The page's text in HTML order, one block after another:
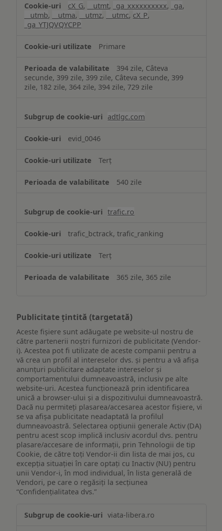
cX_G, __utmt, _ga_xxxxxxxxxx, _ga,
__utmb, __utma, __utmz, __utmc, cX_P,
_ga_YTJQVQYCPP
Primare
394 zile, Câteva
secunde, 399 zile, 399 zile, Câteva secunde, 399
zile, 182 zile, 364 zile, 394 zile, 729 zile
adtlgc.com
evid_0046
Terț
540 zile
trafic.ro
trafic_bctrack, trafic_ranking
Terț
365 zile, 365 zile
Publicitate țintită (targetată)
Aceste fișiere sunt adăugate pe website-ul nostru de
către partenerii noștri furnizori de publicitate (Vendor-
i). Acestea pot fi utilizate de aceste companii pentru a
vă crea un profil al intereselor dvs. și pentru a vă afișa
anunțuri publicitare adaptate intereselor și
comportamentului dumneavoastră, inclusiv pe alte
website-uri. Acestea funcționează prin identificarea
unică a browser-ului și a dispozitivului dumneavoastră.
Dacă nu permiteți plasarea/accesarea acestor fișiere, vi
se va afișa publicitate neadaptată la profilul
dumneavoastră. Selectarea opțiunii generale Activ (DA)
pentru acest scop implică inclusiv acordul dvs. pentru
plasare/accesare de informații, prin Tehnologii de tip
Cookie, de către toți Vendor-ii din lista de mai jos, cu
excepția situației în care optați cu Inactiv (NU) pentru
unii Vendor-i, în mod individual, în lista generală de
Vendori, pe care o regăsiți la secțiunea
“Confidențialitatea dvs.”
țintită
viata-libera.ro